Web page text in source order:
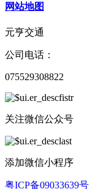
网站地图
元亨交通
公司电话：
075529308822
关注微信公众号
添加微信小程序
粤ICP备09033639号